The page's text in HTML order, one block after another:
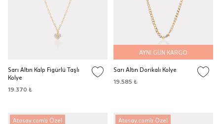
Sarı Altın Kalp Figürlü Taşlı
Kolye
19.370 ₺
AYNI GÜN KARGO
Sarı Altın Dorikalı Kolye
19.585 ₺
Atasay.com'a Özel Atasay.com'a Özel